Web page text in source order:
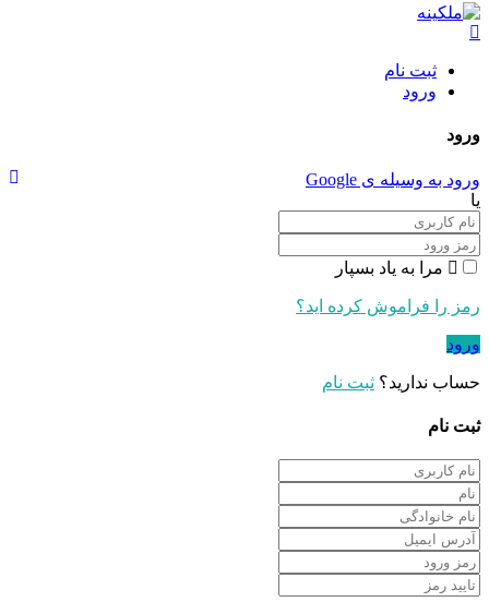
ثبت نام
ورود
ورود
ورود به وسیله ی Google
یا
مرا به یاد بسپار
رمز را فراموش کرده اید؟
ورود
حساب ندارید؟ ثبت نام
ثبت نام